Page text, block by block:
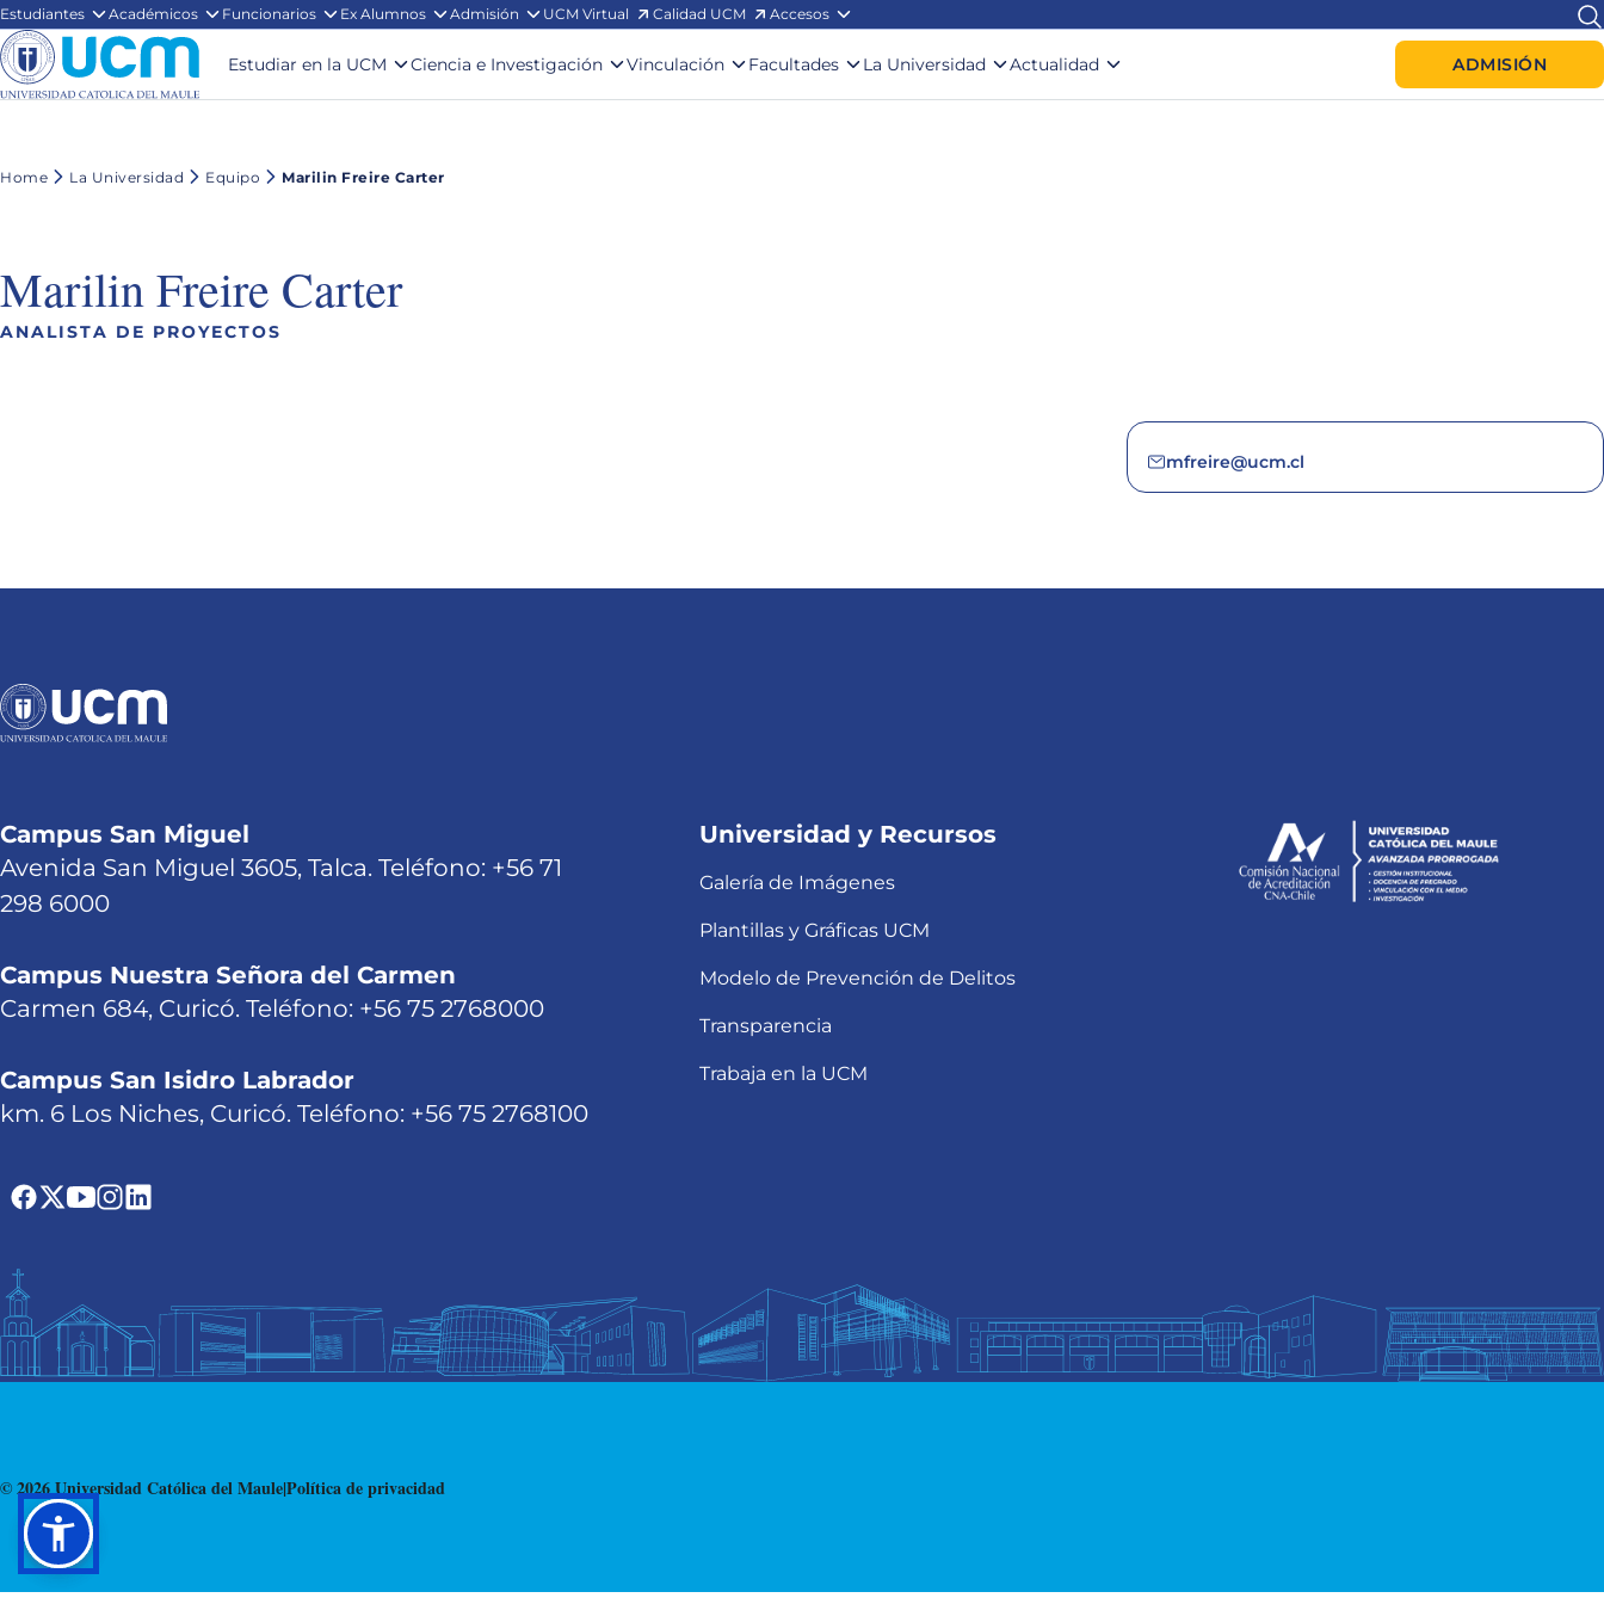
Estudiantes Académicos Funcionarios Ex Alumnos Admisión UCM Virtual Calidad UCM Accesos
Estudiar en la UCM Ciencia e Investigación Vinculación Facultades La Universidad Actualidad ADMISIÓN
Home La Universidad Equipo Marilin Freire Carter
Marilin Freire Carter
ANALISTA DE PROYECTOS
mfreire@ucm.cl
Campus San Miguel
Avenida San Miguel 3605, Talca. Teléfono: +56 71
298 6000
Campus Nuestra Señora del Carmen
Carmen 684, Curicó. Teléfono: +56 75 2768000
Campus San Isidro Labrador
km. 6 Los Niches, Curicó. Teléfono: +56 75 2768100
Universidad y Recursos
Galería de Imágenes
Plantillas y Gráficas UCM
Modelo de Prevención de Delitos
Transparencia
Trabaja en la UCM
© 2026 Universidad Católica del Maule|Política de privacidad